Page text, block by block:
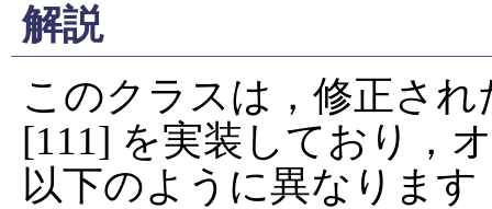
解説
このクラスは，修正され
[111] を実装しており，
以下のように異なります